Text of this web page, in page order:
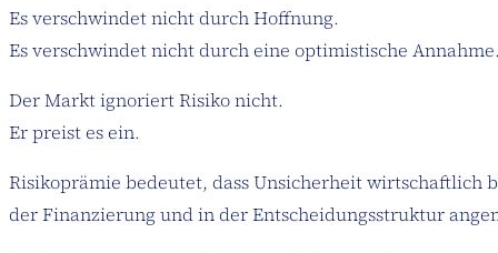
Es verschwindet nicht durch Hoffnung.
Es verschwindet nicht durch eine optimistische
Der Markt ignoriert Risiko nicht.
Er preist es ein.
Risikoprämie bedeutet, dass Unsicherheit
der Finanzierung und in der Entscheidungsstruktur